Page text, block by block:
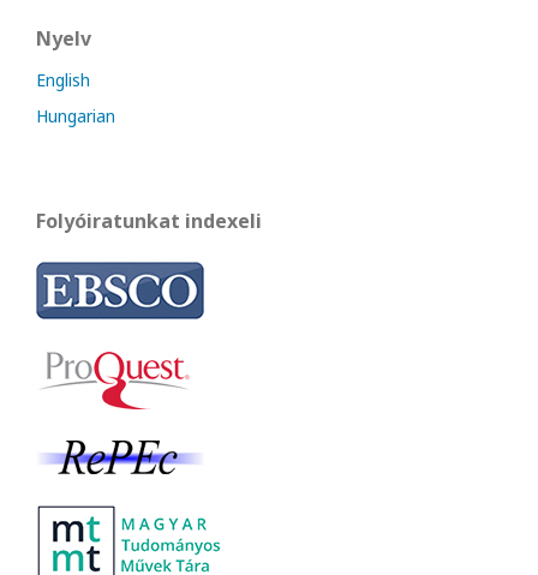
Nyelv
English
Hungarian
Folyóiratunkat indexeli